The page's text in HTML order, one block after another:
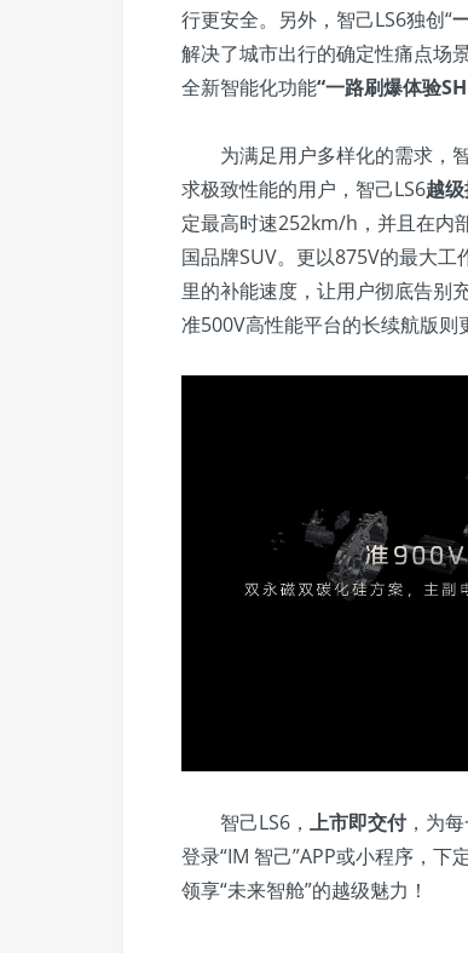
行更安全。另外，智己LS6独创“
解决了城市出行的确定性痛点场
全新智能化功能“一路刷爆体验
为满足用户多样化的需求，
求极致性能的用户，智己LS6越
定最高时速252km/h，并且在内
国品牌SUV。更以875V的最大
里的补能速度，让用户彻底告别
准500V高性能平台的长续航版则
智己LS6， 上市即交付，为
登录“IM 智己”APP或小程序，下
领享“未来智舱”的越级魅力！